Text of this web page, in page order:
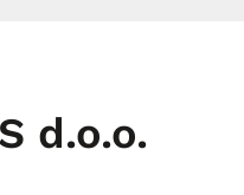
d.o.o.